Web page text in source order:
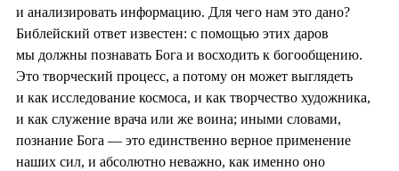
и анализировать информацию. Для чего нам это дано?
Библейский ответ известен: с помощью этих даров
мы должны познавать Бога и восходить к богообщению.
Это творческий процесс, а потому он может выглядеть
и как исследование космоса, и как творчество художника,
и как служение врача или же воина; иными словами,
познание Бога — это единственно верное применение
наших сил, и абсолютно неважно, как именно оно